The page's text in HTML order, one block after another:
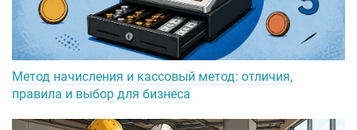
Метод начисления и кассовый метод: отличия,
правила и выбор для бизнеса